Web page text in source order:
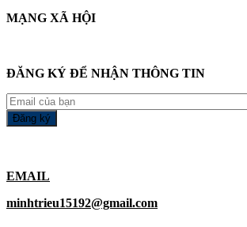
MẠNG XÃ HỘI
ĐĂNG KÝ ĐỂ NHẬN THÔNG TIN
EMAIL
minhtrieu15192@gmail.com